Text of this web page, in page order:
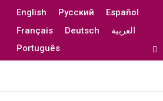
English Русский
Español
Français
Deutsch
العربية
Português